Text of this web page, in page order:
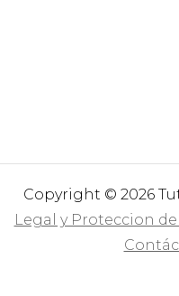
Copyright © 2026
Legal y Proteccion